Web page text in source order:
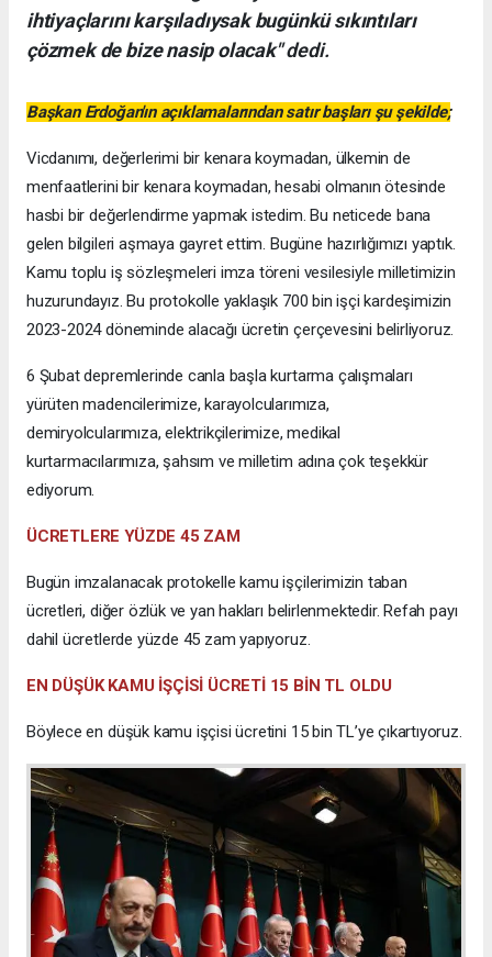
ihtiyaçlarını karşıladıysak bugünkü sıkıntıları
çözmek de bize nasip olacak"dedi.
Başkan Erdoğan'ın açıklamalarından satır başları şu şekilde;
Vicdanımı, değerlerimi bir kenara koymadan, ülkemin de
menfaatlerini bir kenara koymadan, hesabi olmanın ötesinde
hasbi bir değerlendirme yapmak istedim. Bu neticede bana
gelen bilgileri aşmaya gayret ettim. Bugüne hazırlığımızı yaptık.
Kamu toplu iş sözleşmeleri imza töreni vesilesiyle milletimizin
huzurundayız. Bu protokolle yaklaşık 700 bin işçi kardeşimizin
2023-2024 döneminde alacağı ücretin çerçevesini belirliyoruz.
6 Şubat depremlerinde canla başla kurtarma çalışmaları
yürüten madencilerimize, karayolcularımıza,
demiryolcularımıza, elektrikçilerimize, medikal
kurtarmacılarımıza, şahsım ve milletim adına çok teşekkür
ediyorum.
ÜCRETLERE YÜZDE 45 ZAM
Bugün imzalanacak protokelle kamu işçilerimizin taban
ücretleri, diğer özlük ve yan hakları belirlenmektedir. Refah payı
dahil ücretlerde yüzde 45 zam yapıyoruz.
EN DÜŞÜK KAMU İŞÇİSİ ÜCRETİ 15 BİN TL OLDU
Böylece en düşük kamu işçisi ücretini 15 bin TL’ye çıkartıyoruz.